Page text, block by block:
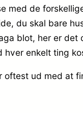
med de
du skal bare
blot, her er
hver enkelt ting
oftest ud med at